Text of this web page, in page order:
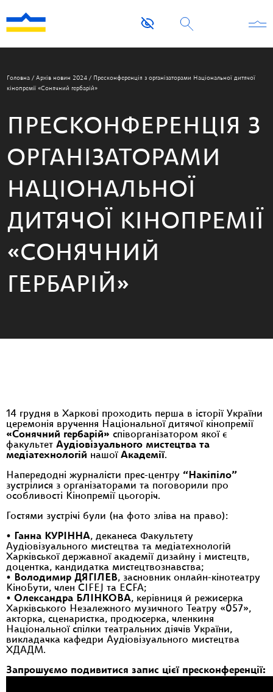
Головна / Архів новин 2024 / Пресконференція з організаторами Національної дитячої
кінопремії «Сонячний гербарій»
ПРЕСКОНФЕРЕНЦІЯ З
ОРГАНІЗАТОРАМИ
НАЦІОНАЛЬНОЇ
ДИТЯЧОЇ КІНОПРЕМІЇ
«СОНЯЧНИЙ
ГЕРБАРІЙ»
14 грудня в Харкові проходить перша в історії України
церемонія вручення Національної дитячої кінопремії
«Сонячний гербарій» співорганізатором якої є
факультет Аудіовізуального мистецтва та
медіатехнологій нашої Академії.
Напередодні журналісти прес-центру “Накіпіло”
зустрілися з організаторами та поговорили про
особливості Кінопремії цьогоріч.
Гостями зустрічі були (на фото зліва на право):
• Ганна КУРІННА, деканеса Факультету
Аудіовізуального мистецтва та медіатехнологій
Харківської державної академії дизайну і мистецтв,
доцентка, кандидатка мистецтвознавства;
•
Володимир ДЯГІЛЕВ, засновник онлайн-кінотеатру
КіноБути, член CIFEJ та ECFA;
• Олександра БЛІНКОВА, керівниця й режисерка
Харківського Незалежного музичного Театру «057»,
акторка, сценаристка, продюсерка, членкиня
Національної спілки театральних діячів України,
викладачка кафедри Аудіовізуального мистецтва
ХДАДМ.
Запрошуємо подивитися запис цієї пресконференції: